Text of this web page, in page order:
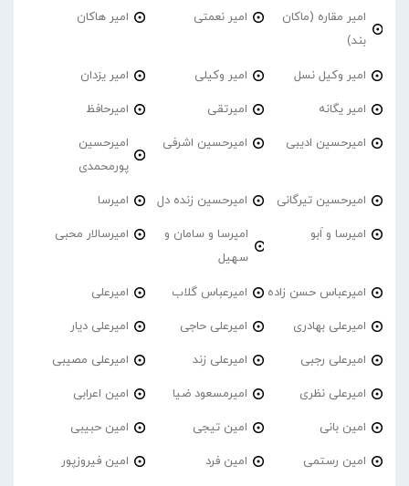
امیر مقاره (ماکان
بند)
امیر نعمتی امیر هاکان
امیر وکیل نسل امیر وکیلی امیر یزدان
امیر یگانه امیرتقی امیرحافظ
امیرحسین ادیبی امیرحسین اشرفی
امیرحسین
پورمحمدی
امیرحسین تیرگانی امیرحسین زنده دل امیرسا
امیرسا و اَبو
امیرسا و سامان و
سهیل
امیرسالار محبی
امیرعباس حسن زاده امیرعباس گلاب امیرعلی
امیرعلی بهادری امیرعلی حاجی امیرعلی دیار
امیرعلی رجبی امیرعلی زند امیرعلی مصیبی
امیرعلی نظری امیرمسعود ضیا امین اعرابی
امین بانی امین تیجی امین حبیبی
امین رستمی امین فرد امین فیروزپور